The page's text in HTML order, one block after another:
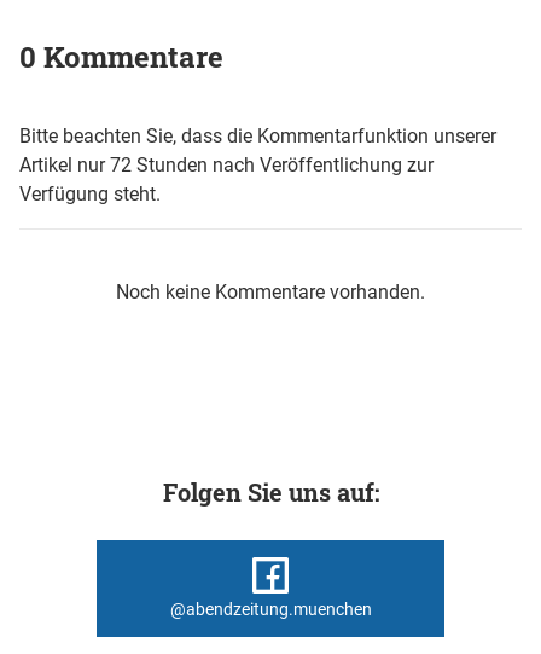
0 Kommentare
Bitte beachten Sie, dass die Kommentarfunktion unserer
Artikel nur 72 Stunden nach Veröffentlichung zur
Verfügung steht.
Noch keine Kommentare vorhanden.
Folgen Sie uns auf:
@abendzeitung.muenchen